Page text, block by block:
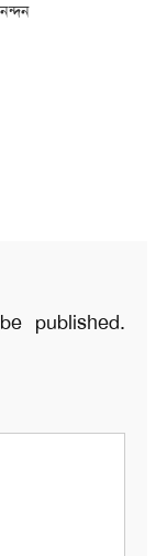
published.